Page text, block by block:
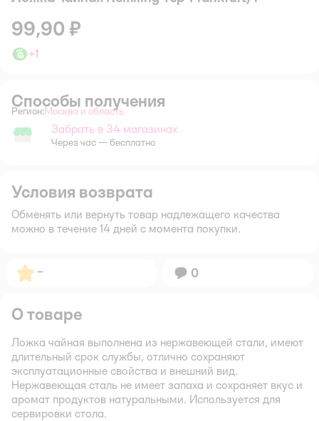
99,90 ₽
+1
Способы получения
Регион: Выбор адреса доставки.
Москва и область
Забрать в магазине
Забрать в 34 магазинах
Через час — бесплатно
Условия возврата
Обменять или вернуть товар надлежащего качества
можно в течение 14 дней с момента покупки.
Рейтинг:
– Вопросов:
0
О товаре
Ложка чайная выполнена из нержавеющей стали, имеют
длительный срок службы, отлично сохраняют
эксплуатационные свойства и внешний вид.
Нержавеющая сталь не имеет запаха и сохраняет вкус и
аромат продуктов натуральными. Используется для
сервировки стола.